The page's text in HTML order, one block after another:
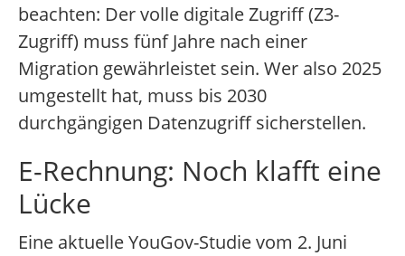
beachten: Der volle digitale Zugriff (Z3-
Zugriff) muss fünf Jahre nach einer
Migration gewährleistet sein. Wer also 2025
umgestellt hat, muss bis 2030
durchgängigen Datenzugriff sicherstellen.
E-Rechnung: Noch klafft eine
Lücke
Eine aktuelle YouGov-Studie vom 2. Juni